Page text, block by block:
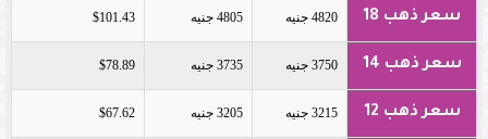
سعر ذهب 18 4820 جنيه 4805 جنيه $101.43
سعر ذهب 14 3750 جنيه 3735 جنيه $78.89
سعر ذهب 12 3215 جنيه 3205 جنيه $67.62